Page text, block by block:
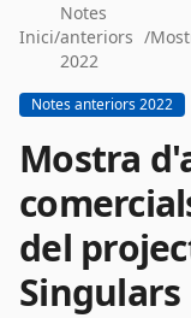
Inici/
Notes
anteriors
2022
/
Notes anteriors 2022
Mostra
del
Singulars